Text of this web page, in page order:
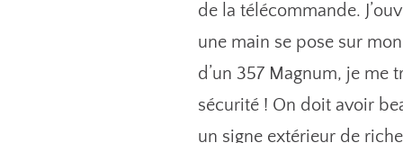
de la télécommande.
une main se pose sur
d’un 357 Magnum, je me
sécurité ! On doit avoir
un signe extérieur de